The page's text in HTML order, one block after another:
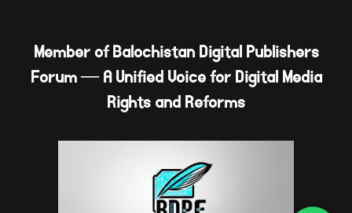
Member of Balochistan Digital Publishers
Forum — A Unified Voice for Digital Media
Rights and Reforms